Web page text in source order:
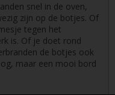
snel in de oven,
zijn op de botjes. Of
tegen het
is. Of je doet rond
de botjes ook
maar een mooi bord